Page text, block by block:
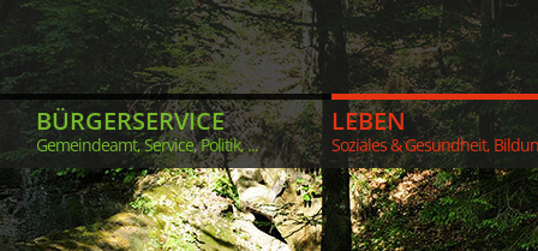
BÜRGERSERVICE
Gemeindeamt, Service, Politik, ...
LEBEN
Soziales & Gesundheit,